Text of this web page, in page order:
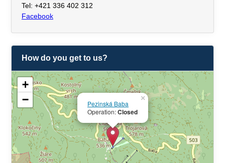
Tel: +421 336 402 312
Facebook
How do you get to us?
Pezinská Baba
Operation:Closed
×
+
−